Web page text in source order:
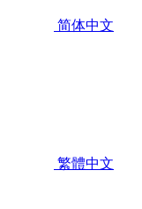
简体中文
繁體中文